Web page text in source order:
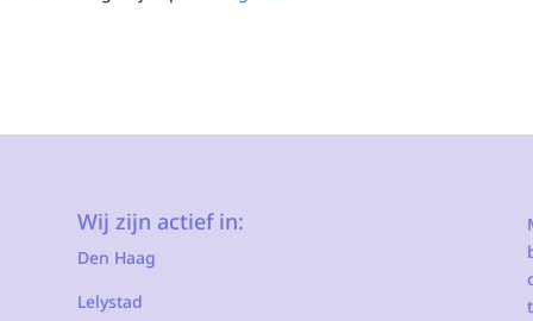
Wij zijn actief in:
Den Haag
Lelystad